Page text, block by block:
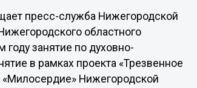
пресс-служба Нижегородской
областного
году занятие по духовно-
в рамках проекта «Трезвенное
Нижегородской